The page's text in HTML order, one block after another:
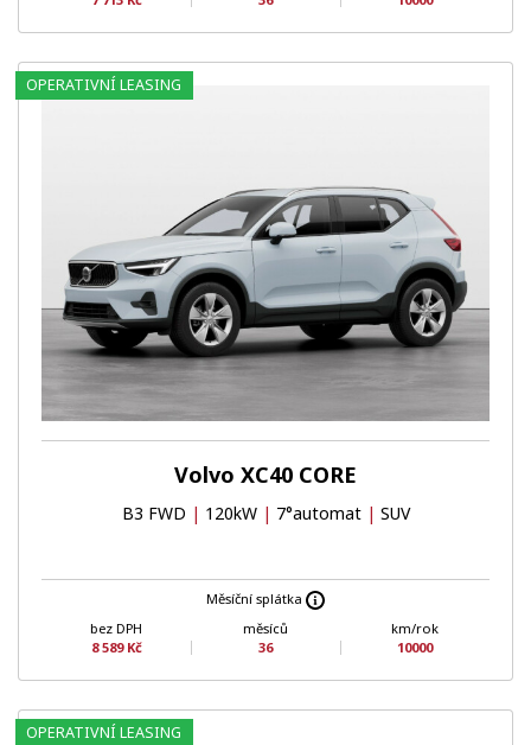
Volvo XC40 CORE
B3 FWD | 120kW | 7°automat | SUV
Měsíční splátka
bez DPH
měsíců
km/rok
8 589 Kč
36 10000
OPERATIVNÍ LEASING
OPERATIVNÍ LEASING